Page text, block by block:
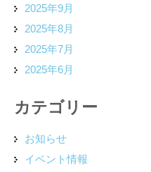
2025年9月
2025年8月
2025年7月
2025年6月
カテゴリー
お知らせ
イベント情報